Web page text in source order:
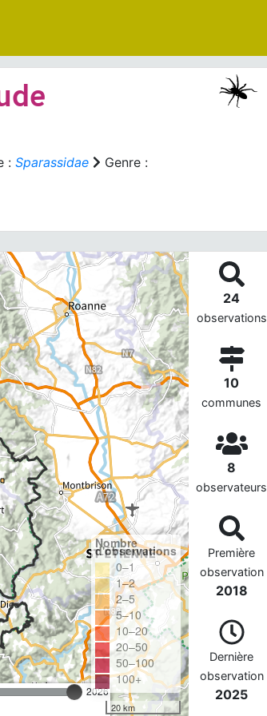
: Sparassidae Genre :
2026
Nombre
d'observations
0–1
1–2
2–5
5–10
10–20
20–50
50–100
100+
20 km
24
observations
10
communes
8
observateurs
Première
observation
2018
Dernière
observation
2025